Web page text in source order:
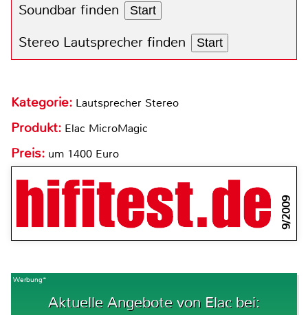
Soundbar finden Start
Stereo Lautsprecher finden Start
Kategorie: Lautsprecher Stereo
Produkt: Elac MicroMagic
Preis: um 1400 Euro
9/2009
Werbung*
Aktuelle Angebote von Elac bei: